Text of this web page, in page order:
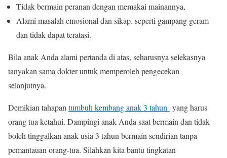
Tidak bermain peranan dengan memakai mainannya,
Alami masalah emosional dan sikap. seperti gampang geram
dan tidak dapat teratasi.
Bila anak Anda alami pertanda di atas, seharusnya selekasnya
tanyakan sama dokter untuk memperoleh pengecekan
selanjutnya.
Demikian tahapan tumbuh kembang anak 3 tahun yang harus
orang tua ketahui. Dampingi anak Anda saat bermain dan tidak
boleh tinggalkan anak usia 3 tahun bermain sendirian tanpa
pemantauan orang-tua. Silahkan kita bantu tingkatan